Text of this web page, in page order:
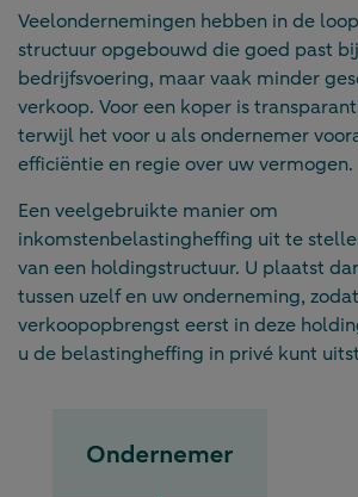
Veelondernemingen hebben in de
structuur opgebouwd die goed past
bedrijfsvoering, maar vaak minder
verkoop. Voor een koper is
terwijl het voor u als ondernemer
efficiëntie en regie over uw vermogen.
Een veelgebruikte manier om
inkomstenbelastingheffing uit te
van een holdingstructuur. U plaatst
tussen uzelf en uw onderneming,
verkoopopbrengst eerst in deze
u de belastingheffing in privé kunt